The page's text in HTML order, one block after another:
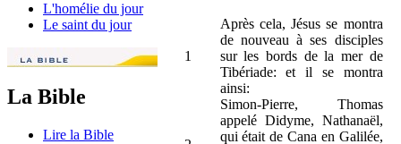
L'homélie du jour
Le saint du jour
La Bible
Lire la Bible
1
Après cela, Jésus se montra
de nouveau à ses disciples
sur les bords de la mer de
Tibériade: et il se montra
ainsi:
Simon-Pierre, Thomas
appelé Didyme, Nathanaël,
qui était de Cana en Galilée,